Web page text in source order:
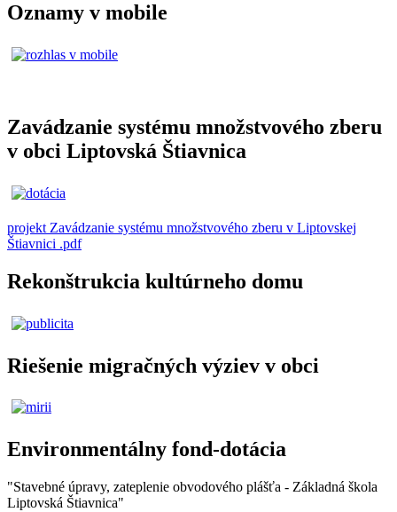
Oznamy v mobile
Zavádzanie systému množstvového zberu
v obci Liptovská Štiavnica
projekt Zavádzanie systému množstvového zberu v Liptovskej
Štiavnici .pdf
Rekonštrukcia kultúrneho domu
Riešenie migračných výziev v obci
Environmentálny fond-dotácia
"Stavebné úpravy, zateplenie obvodového plášťa - Základná škola
Liptovská Štiavnica"